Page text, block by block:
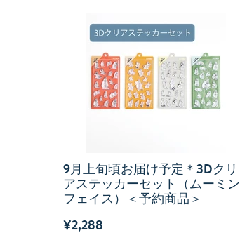
9月上旬頃お届け予定＊3Dクリ
アステッカーセット（ムーミン
フェイス）＜予約商品＞
¥2,288